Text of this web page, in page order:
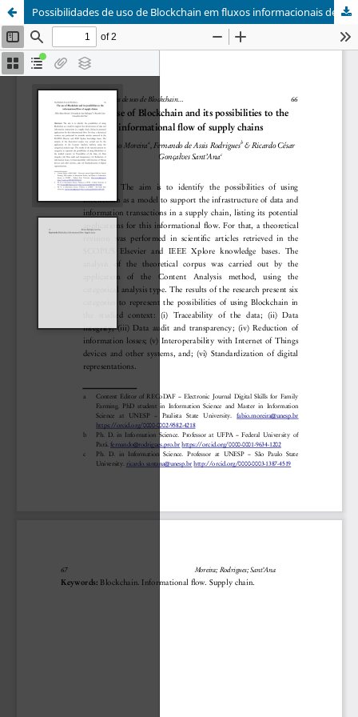
Possibilidades de uso de Blockchain em fluxos informacionais de cadeias produtivas